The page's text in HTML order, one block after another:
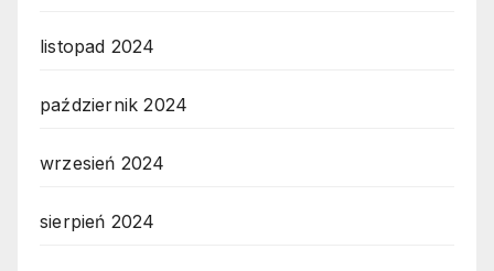
listopad 2024
październik 2024
wrzesień 2024
sierpień 2024